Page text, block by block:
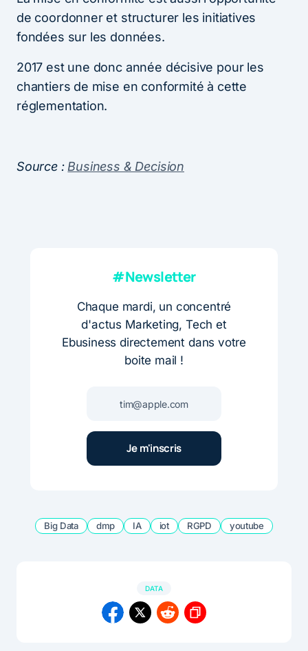
de coordonner et structurer les initiatives
fondées sur les données.
2017 est une donc année décisive pour les
chantiers de mise en conformité à cette
réglementation.
Source :Business & Decision
#Newsletter
Chaque mardi, un concentré
d'actus Marketing, Tech et
Ebusiness directement dans votre
boite mail !
Big Data dmp IA iot RGPD youtube
DATA